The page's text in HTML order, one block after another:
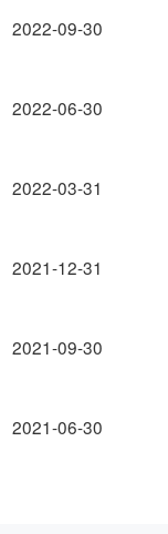
2022-09-30
2022-06-30
2022-03-31
2021-12-31
2021-09-30
2021-06-30